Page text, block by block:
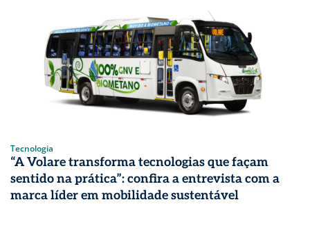
Tecnologia
“A Volare transforma tecnologias que façam
sentido na prática”: confira a entrevista com a
marca líder em mobilidade sustentável